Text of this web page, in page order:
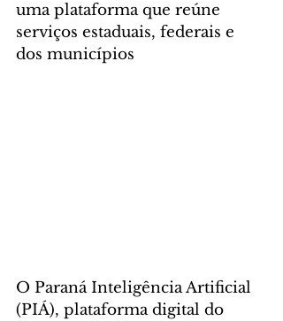
uma plataforma que reúne
serviços estaduais, federais e
dos municípios
O Paraná Inteligência Artificial
(PIÁ), plataforma digital do